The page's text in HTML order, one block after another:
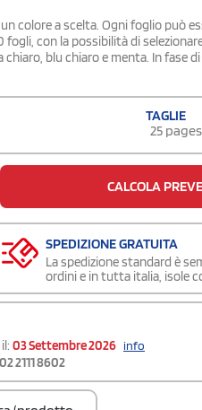
colore a scelta. Ogni foglio può
con la possibilità di
blu chiaro e menta. In fase
TAGLIE
25 pages
CALCOLA
SPEDIZIONE GRATUITA
La spedizione standard è
ordini e in tutta italia, isole
03 Settembre 2026 info
02 2111 8602